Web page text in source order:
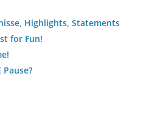
Highlights, Statements
for Fun!